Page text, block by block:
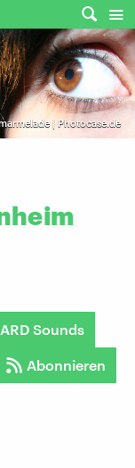
| Photocase.de
ARD Sounds
Abonnieren